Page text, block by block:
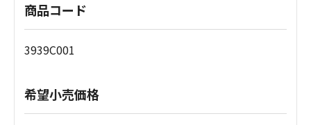
商品コード
3939C001
希望小売価格